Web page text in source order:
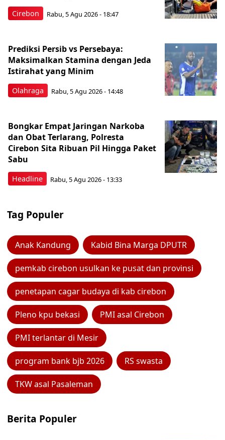
Cirebon Rabu, 5 Agu 2026 - 18:47
Olahraga
Prediksi Persib vs Persebaya:
Maksimalkan Stamina dengan Jeda
Istirahat yang Minim
Rabu, 5 Agu 2026 - 14:48
Headline
Bongkar Empat Jaringan Narkoba
dan Obat Terlarang, Polresta
Cirebon Sita Ribuan Pil Hingga Paket
Sabu
Rabu, 5 Agu 2026 - 13:33
Tag Populer
Anak Kandung Kabid Bina Marga DPUTR
pemkab cirebon usulkan ke pusat dan provinsi
penetapan cagar budaya di kab cirebon
Pleno kpu bekasi PMI asal Cirebon
PMI terlantar di Mesir
program bank bjb 2026 RS swasta
TKW asal Pasaleman
Berita Populer